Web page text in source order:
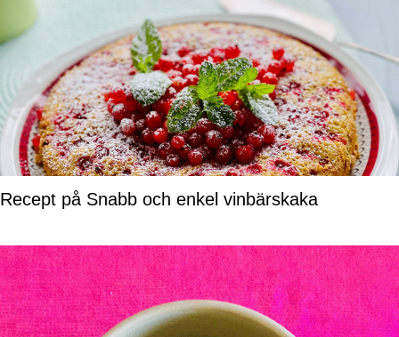
Recept på Snabb och enkel vinbärskaka